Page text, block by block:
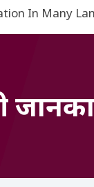
In Many